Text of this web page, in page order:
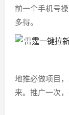
前一个手机号
多得。
地推必做项目
来。推广一次，